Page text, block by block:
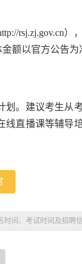
rsj.zj.gov.cn）
额以官方公告为
。建议考生从
线直播课等辅导
时间、考试时间及招聘